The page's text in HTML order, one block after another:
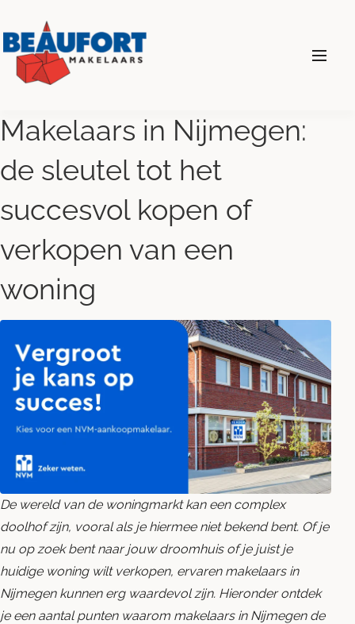
Diensten
Bedrijven
Blog
Contact opnemen
Makelaars in Nijmegen:
de sleutel tot het
succesvol kopen of
verkopen van een
woning
De wereld van de woningmarkt kan een complex
doolhof zijn, vooral als je hiermee niet bekend bent. Of je
nu op zoek bent naar jouw droomhuis of je juist je
huidige woning wilt verkopen, ervaren makelaars in
Nijmegen kunnen erg waardevol zijn. Hieronder ontdek
je een aantal punten waarom makelaars in Nijmegen de